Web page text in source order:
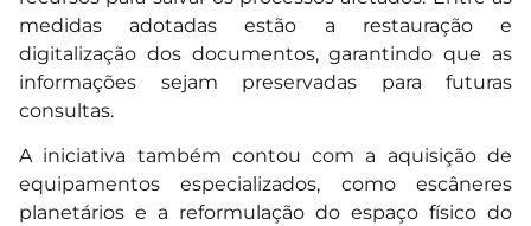
medidas adotadas estão a restauração e
digitalização dos documentos, garantindo que as
informações sejam preservadas para futuras
consultas.
A iniciativa também contou com a aquisição de
equipamentos especializados, como escâneres
planetários e a reformulação do espaço físico do